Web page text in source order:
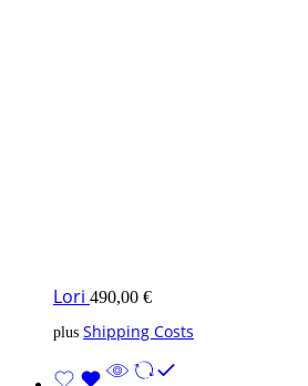
Lori 490,00 €
plus Shipping Costs